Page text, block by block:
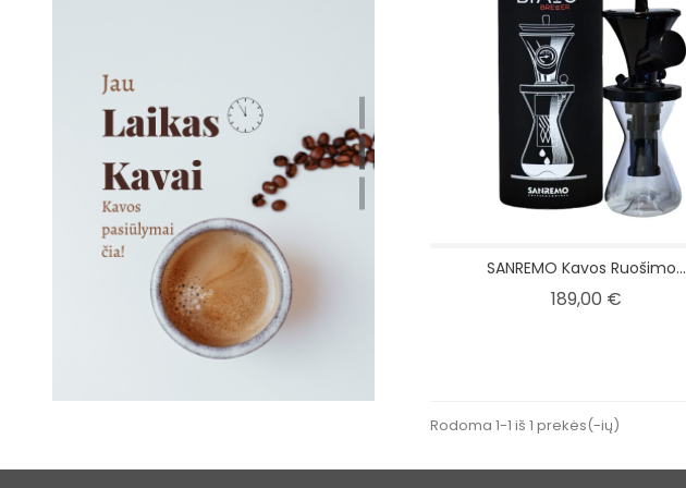
SANREMO Kavos Ruošimo...
189,00 €Kaina
Rodoma 1-1 iš 1 prekės(-ių)